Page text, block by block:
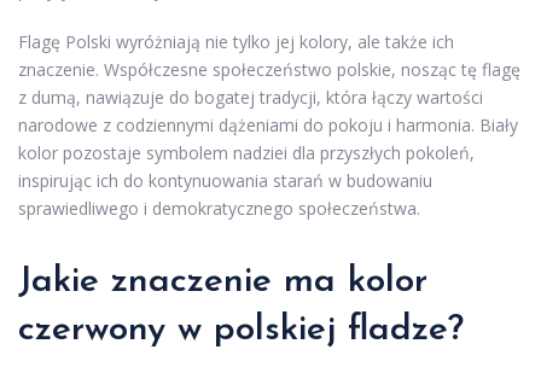
Flagę Polski wyróżniają nie tylko jej kolory, ale także ich
znaczenie. Współczesne społeczeństwo polskie, nosząc tę flagę
z dumą, nawiązuje do bogatej tradycji, która łączy wartości
narodowe z codziennymi dążeniami do pokoju i harmonia. Biały
kolor pozostaje symbolem nadziei dla przyszłych pokoleń,
inspirując ich do kontynuowania starań w budowaniu
sprawiedliwego i demokratycznego społeczeństwa.
Jakie znaczenie ma kolor
czerwony w polskiej fladze?